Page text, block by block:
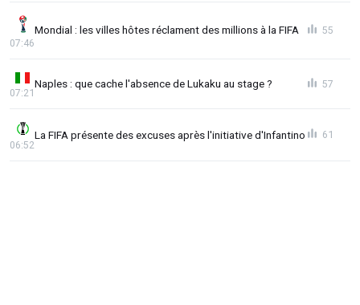
Mondial : les villes hôtes réclament des millions à la FIFA
07:46
55
Naples : que cache l'absence de Lukaku au stage ?
07:21
57
La FIFA présente des excuses après l'initiative d'Infantino
06:52
61